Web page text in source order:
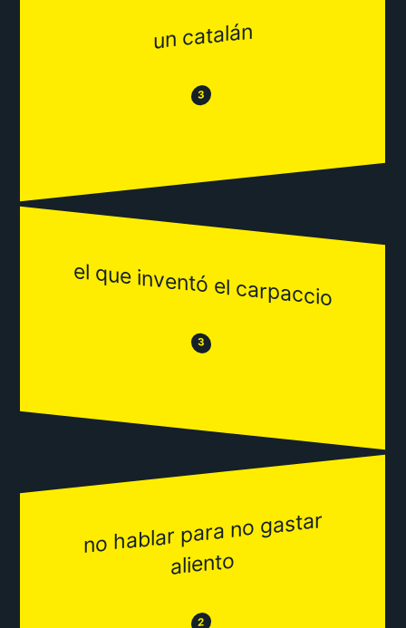
un catalán
😒 3 😂
el que inventó el carpaccio
😒 3 😂
no hablar para no gastar
aliento
2